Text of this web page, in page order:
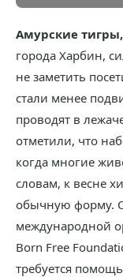
Амурские
города Харбин,
не заметить
стали менее
проводят в
отметили, что
когда многие
словам, к весне
обычную форму.
международной
Born Free
требуется